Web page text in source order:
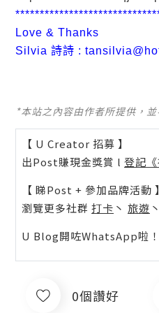
Love & Thanks
Silvia 詩詩 :
*本站之內容由作者所提供，
【 U Creator 招募 】
出Post賺現金獎賞 l 登記
【 睇Post + 參加品牌活動
瀏覽更多社群 打卡 丶 旅遊
U Blog開咗WhatsApp啦
0個讚好